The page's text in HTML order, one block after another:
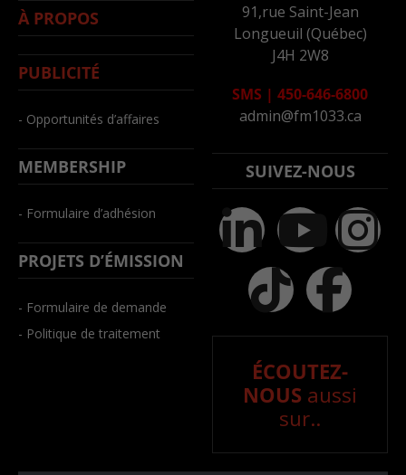
À PROPOS
PUBLICITÉ
- Opportunités d’affaires
MEMBERSHIP
- Formulaire d’adhésion
PROJETS D’ÉMISSION
- Formulaire de demande
- Politique de traitement
91,rue Saint-Jean
Longueuil (Québec)
J4H 2W8
SMS | 450-646-6800
admin@fm1033.ca
SUIVEZ-NOUS
ÉCOUTEZ-
NOUS aussi
sur..